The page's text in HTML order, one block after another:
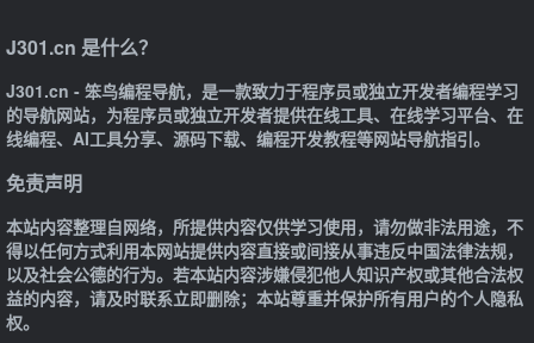
J301.cn 是什么？
J301.cn - 笨鸟编程导航，是一款致力于程序员或独立开发者编程学习
的导航网站，为程序员或独立开发者提供在线工具、在线学习平台、在
线编程、AI工具分享、源码下载、编程开发教程等网站导航指引。
免责声明
本站内容整理自网络，所提供内容仅供学习使用，请勿做非法用途，不
得以任何方式利用本网站提供内容直接或间接从事违反中国法律法规，
以及社会公德的行为。若本站内容涉嫌侵犯他人知识产权或其他合法权
益的内容，请及时联系立即删除；本站尊重并保护所有用户的个人隐私
权。